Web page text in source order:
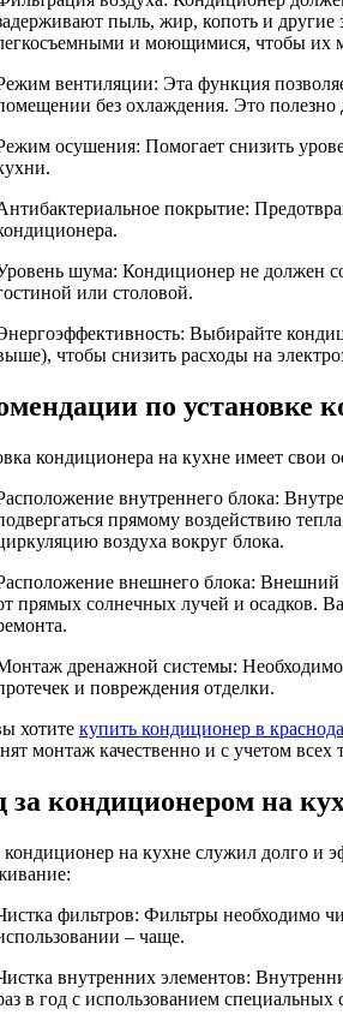
пыль, жир, копоть и
и моющимися, чтобы их
вентиляции: Эта функция
без охлаждения. Это полезно
осушения: Помогает снизить
покрытие:
шума: Кондиционер не должен
или столовой.
Выбирайте
чтобы снизить расходы на
по установке
кондиционера на кухне имеет свои
внутреннего блока:
прямому воздействию
воздуха вокруг блока.
внешнего блока: Внешний
прямых солнечных лучей и осадков.
дренажной системы: Необходимо
и повреждения отделки.
хотите купить кондиционер в
монтаж качественно и с учетом всех
за кондиционером на
на кухне служил долго и
фильтров: Фильтры необходимо
– чаще.
внутренних элементов:
в год с использованием специальных